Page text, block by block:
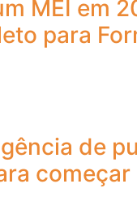
MEI em
para
de